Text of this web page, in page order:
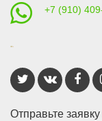
+7 (910)
Отправьте